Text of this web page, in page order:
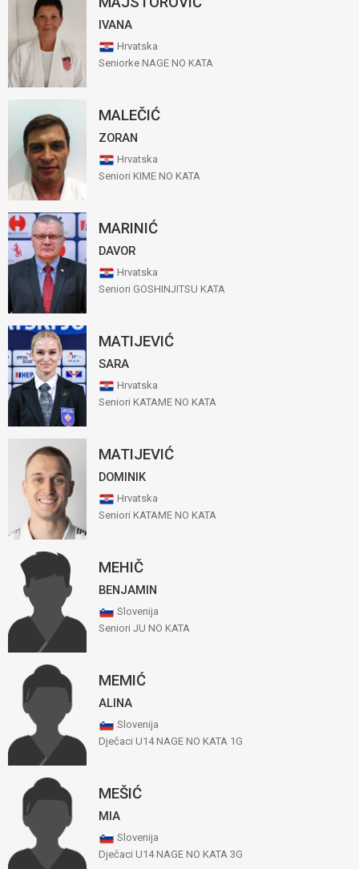
IVANA
Hrvatska
Seniorke NAGE NO KATA
MALEČIĆ
ZORAN
Hrvatska
Seniori KIME NO KATA
MARINIĆ
DAVOR
Hrvatska
Seniori GOSHINJITSU KATA
MATIJEVIĆ
SARA
Hrvatska
Seniori KATAME NO KATA
MATIJEVIĆ
DOMINIK
Hrvatska
Seniori KATAME NO KATA
MEHIČ
BENJAMIN
Slovenija
Seniori JU NO KATA
MEMIĆ
ALINA
Slovenija
Dječaci U14 NAGE NO KATA 1G
MEŠIĆ
MIA
Slovenija
Dječaci U14 NAGE NO KATA 3G